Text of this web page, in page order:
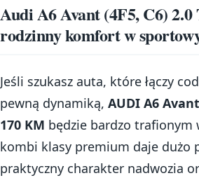
Audi A6 Avant (4F5, C6)
rodzinny komfort w
Jeśli szukasz auta, które łączy
pewną dynamiką, AUDI A6
170 KM będzie bardzo trafionym
kombi klasy premium daje dużo
praktyczny charakter nadwozia